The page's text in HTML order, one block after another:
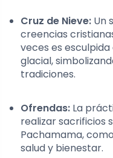
Cruz de Nieve: Un
creencias
veces es
glacial,
tradiciones.
Ofrendas: La
realizar sacrificios
Pachamama,
salud y bienestar.